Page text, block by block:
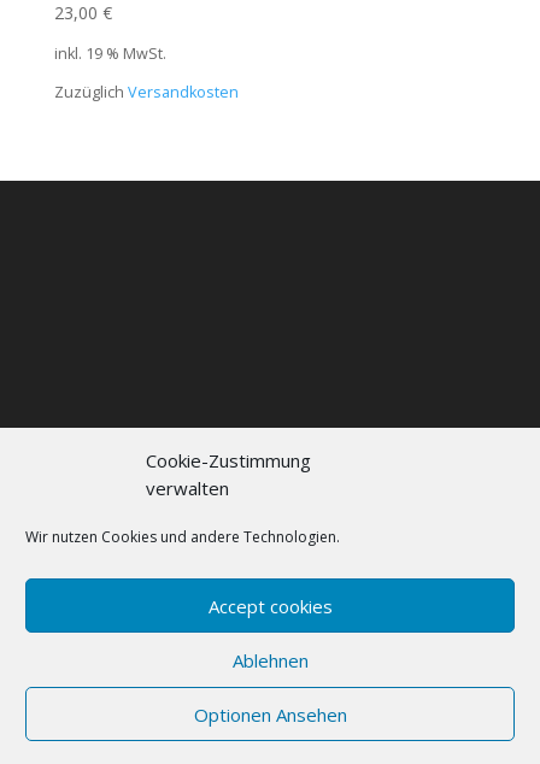
Cookie-Zustimmung
verwalten
Wir nutzen Cookies und andere Technologien.
Accept cookies
Ablehnen
Optionen Ansehen
23,00 €
inkl. 19 % MwSt.
Zuzüglich Versandkosten
Kontakt
Elegant Themes
WordPress